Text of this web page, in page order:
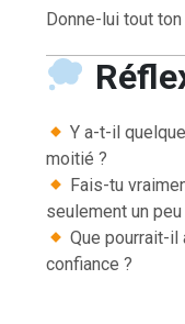
Donne-lui tout
Y a-t-il
moitié ?
Fais-tu
seulement un peu
Que pourrait-
confiance ?